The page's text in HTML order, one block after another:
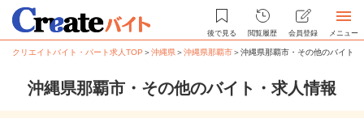
後で見る 閲覧履歴 会員登録 メニュー
クリエイトバイト・パート求人TOP ＞沖縄県＞沖縄県那覇市＞沖縄県那覇市・その他のバイト
沖縄県那覇市・その他のバイト・求人情報